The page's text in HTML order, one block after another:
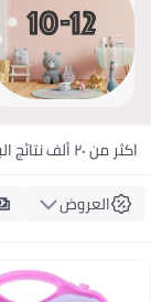
اكثر من ٢٠ ألف نتائج البحث
العروض